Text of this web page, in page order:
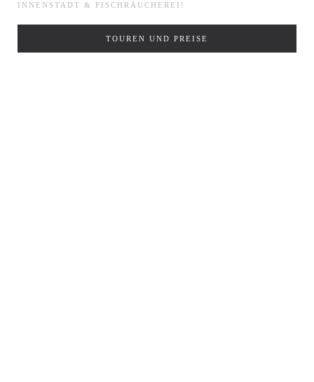
INNENSTADT & FISCHRÄUCHEREI!
TOUREN UND PREISE